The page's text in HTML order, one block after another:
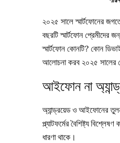
২০২৫ সালে স্মার্টফোনের
বছরটি স্মার্টফোন প্রেমীদের
স্মার্টফোন কোনটি? কোন
আলোচনা করব ২০২৫ সালের
আইফোন না
অ্যান্ড্রয়েড ও আইফোনের
প্ল্যাটফর্মের বৈশিষ্ট্য
ধারণা থাকে।